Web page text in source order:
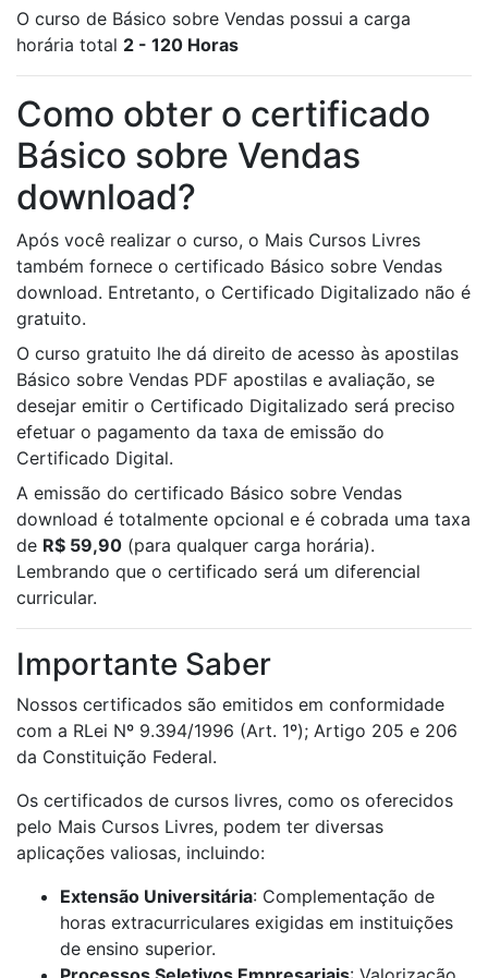
O curso de Básico sobre Vendas possui a carga
horária total 2 - 120 Horas
Como obter o certificado
Básico sobre Vendas
download?
Após você realizar o curso, o Mais Cursos Livres
também fornece o certificado Básico sobre Vendas
download. Entretanto, o Certificado Digitalizado não é
gratuito.
O curso gratuito lhe dá direito de acesso às apostilas
Básico sobre Vendas PDF apostilas e avaliação, se
desejar emitir o Certificado Digitalizado será preciso
efetuar o pagamento da taxa de emissão do
Certificado Digital.
A emissão do certificado Básico sobre Vendas
download é totalmente opcional e é cobrada uma taxa
de R$ 59,90 (para qualquer carga horária).
Lembrando que o certificado será um diferencial
curricular.
Importante Saber
Nossos certificados são emitidos em conformidade
com a RLei Nº 9.394/1996 (Art. 1º); Artigo 205 e 206
da Constituição Federal.
Os certificados de cursos livres, como os oferecidos
pelo Mais Cursos Livres, podem ter diversas
aplicações valiosas, incluindo:
Extensão Universitária: Complementação de
horas extracurriculares exigidas em instituições
de ensino superior.